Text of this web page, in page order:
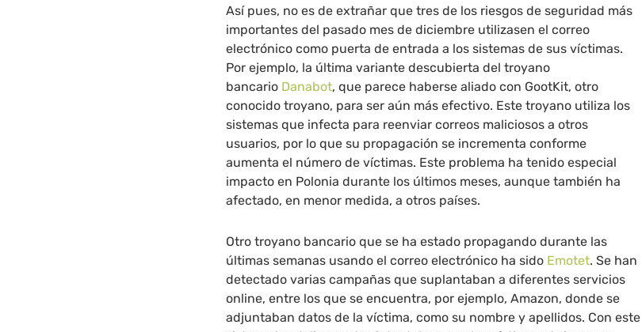
Así pues, no es de extrañar que tres de los riesgos de seguridad más
importantes del pasado mes de diciembre utilizasen el correo
electrónico como puerta de entrada a los sistemas de sus víctimas.
Por ejemplo, la última variante descubierta del troyano
bancario Danabot, que parece haberse aliado con GootKit, otro
conocido troyano, para ser aún más efectivo. Este troyano utiliza los
sistemas que infecta para reenviar correos maliciosos a otros
usuarios, por lo que su propagación se incrementa conforme
aumenta el número de víctimas. Este problema ha tenido especial
impacto en Polonia durante los últimos meses, aunque también ha
afectado, en menor medida, a otros países.
Otro troyano bancario que se ha estado propagando durante las
últimas semanas usando el correo electrónico ha sido Emotet. Se han
detectado varias campañas que suplantaban a diferentes servicios
online, entre los que se encuentra, por ejemplo, Amazon, donde se
adjuntaban datos de la víctima, como su nombre y apellidos. Con este